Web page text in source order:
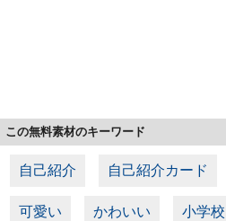
この無料素材のキーワード
自己紹介 自己紹介カード
可愛い かわいい 小学校